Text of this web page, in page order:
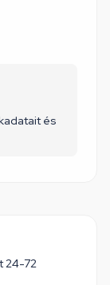
és
24-72